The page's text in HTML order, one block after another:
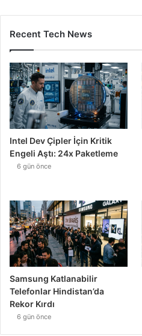
Recent Tech News
Intel Dev Çipler İçin Kritik
Engeli Aştı: 24x Paketleme
6 gün önce
Samsung Katlanabilir
Telefonlar Hindistan’da
Rekor Kırdı
6 gün önce